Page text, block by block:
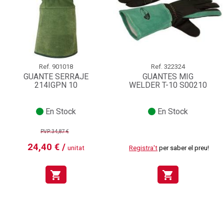
Ref. 901018
GUANTE SERRAJE
214IGPN 10
En Stock
PVP:34,87 €
24,40 € / unitat
shopping_cart
Ref. 322324
GUANTES MIG
WELDER T-10 S00210
En Stock
Registra't per saber el preu!
shopping_cart